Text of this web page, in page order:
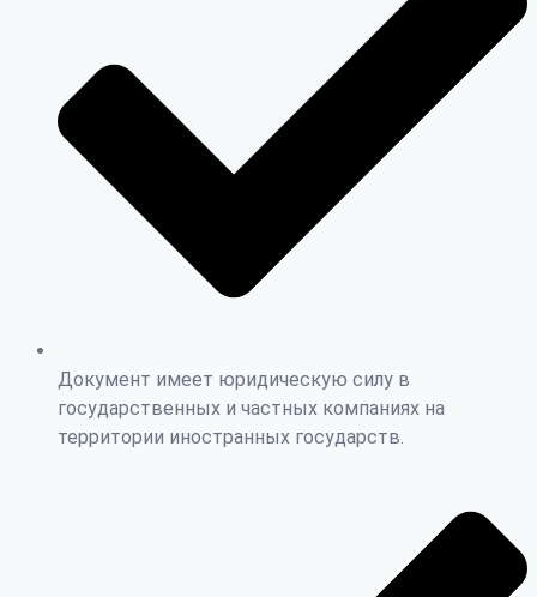
Документ имеет юридическую силу в
государственных и частных компаниях на
территории иностранных государств.